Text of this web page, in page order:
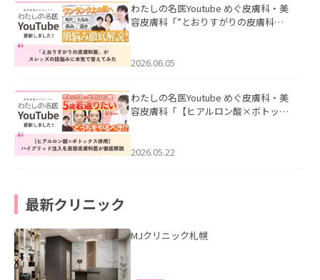
わたしの名医Youtube めぐ皮膚科・美
容皮膚科「”とおりすがりの皮膚科
2026.06.05
わたしの名医Youtube めぐ皮膚科・美
容皮膚科「【ヒアルロン酸×ボトック
た。
2026.05.22
最新クリニック
MJクリニック札幌